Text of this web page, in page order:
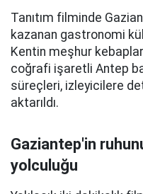
Tanıtım filminde
kazanan gastronomi
Kentin meşhur
coğrafi işaretli Antep
süreçleri, izleyicilere
aktarıldı.
Gaziantep'in
yolculuğu